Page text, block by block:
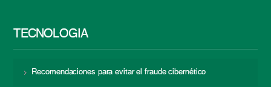
TECNOLOGÍA
Recomendaciones para evitar el fraude cibernético